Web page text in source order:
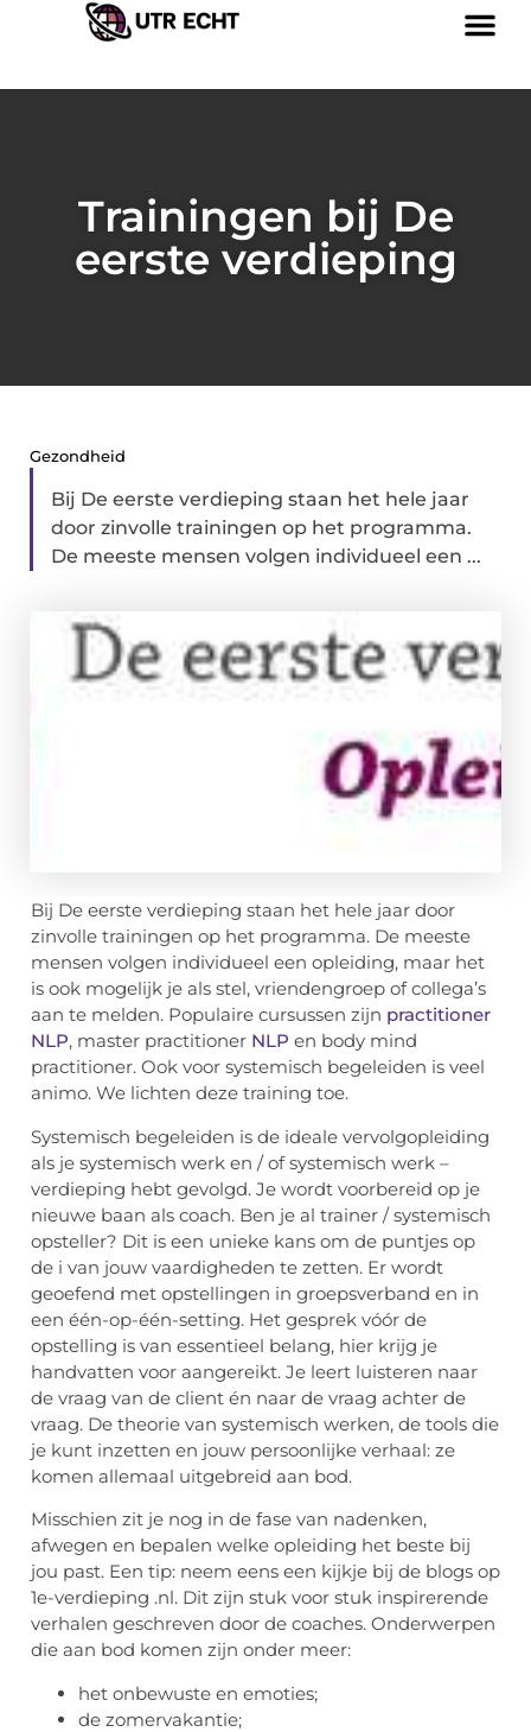
Trainingen bij De
eerste verdieping
Gezondheid
Bij De eerste verdieping staan het hele jaar
door zinvolle trainingen op het programma.
De meeste mensen volgen individueel een ...
Bij De eerste verdieping staan het hele jaar door
zinvolle trainingen op het programma. De meeste
mensen volgen individueel een opleiding, maar het
is ook mogelijk je als stel, vriendengroep of collega’s
aan te melden. Populaire cursussen zijn practitioner
NLP, master practitioner NLP en body mind
practitioner. Ook voor systemisch begeleiden is veel
animo. We lichten deze training toe.
Systemisch begeleiden is de ideale vervolgopleiding
als je systemisch werk en / of systemisch werk –
verdieping hebt gevolgd. Je wordt voorbereid op je
nieuwe baan als coach. Ben je al trainer / systemisch
opsteller? Dit is een unieke kans om de puntjes op
de i van jouw vaardigheden te zetten. Er wordt
geoefend met opstellingen in groepsverband en in
een één-op-één-setting. Het gesprek vóór de
opstelling is van essentieel belang, hier krijg je
handvatten voor aangereikt. Je leert luisteren naar
de vraag van de client én naar de vraag achter de
vraag. De theorie van systemisch werken, de tools die
je kunt inzetten en jouw persoonlijke verhaal: ze
komen allemaal uitgebreid aan bod.
Misschien zit je nog in de fase van nadenken,
afwegen en bepalen welke opleiding het beste bij
jou past. Een tip: neem eens een kijkje bij de blogs op
1e-verdieping .nl. Dit zijn stuk voor stuk inspirerende
verhalen geschreven door de coaches. Onderwerpen
die aan bod komen zijn onder meer:
het onbewuste en emoties;
de zomervakantie;